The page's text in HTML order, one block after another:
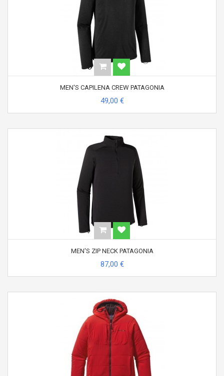
MEN'S CAPILENA CREW PATAGONIA
49,00 €
MEN'S ZIP NECK PATAGONIA
87,00 €